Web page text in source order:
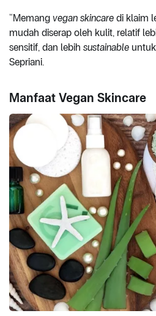
“Memang vegan skincare di klaim
mudah diserap oleh kulit, relatif
sensitif, dan lebih sustainable
Sepriani.
Manfaat Vegan Skincare